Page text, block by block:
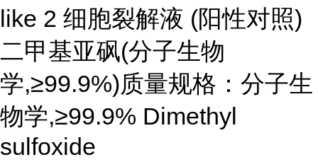
like 2 细胞裂解液 (阳性对照)
二甲基亚砜(分子生物
学,≥99.9%)质量规格：分子生
物学,≥99.9% Dimethyl
sulfoxide